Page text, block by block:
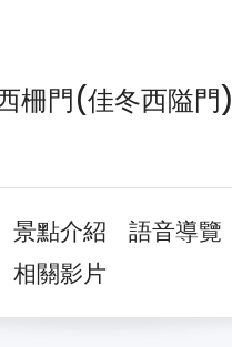
柵門(佳冬西隘門)
景點介紹
語音導覽
相關影片